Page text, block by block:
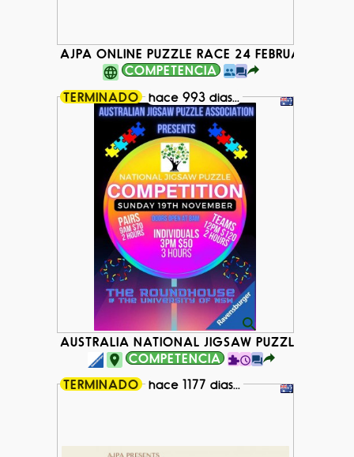
AJPA ONLINE PUZZLE RACE 24 FEBRUARY 2024
COMPETENCIA
TERMINADO
hace 993 dias...
AUSTRALIA NATIONAL JIGSAW PUZZLE
COMPETENCIA
TERMINADO
hace 1177 dias...